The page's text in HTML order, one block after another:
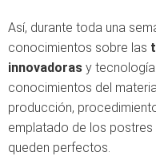
Así, durante toda una
conocimientos sobre las
innovadoras y
conocimientos del
producción,
emplatado de los postres
queden perfectos.